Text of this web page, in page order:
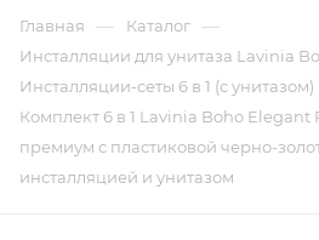
Главная — Каталог —
Инсталляции для унитаза Lavinia
Инсталляции-сеты 6 в 1 (с
Комплект 6 в 1 Lavinia Boho Elegant
премиум с пластиковой черно-
инсталляцией и унитазом